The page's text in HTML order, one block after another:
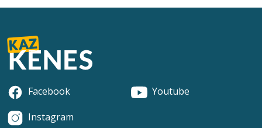
Facebook
Youtube
Instagram